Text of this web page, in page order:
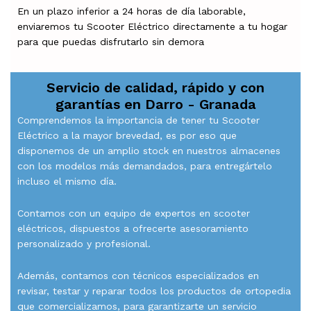
En un plazo inferior a 24 horas de día laborable,
enviaremos tu Scooter Eléctrico directamente a tu hogar
para que puedas disfrutarlo sin demora
Servicio de calidad, rápido y con
garantías en Darro - Granada
Comprendemos la importancia de tener tu Scooter
Eléctrico a la mayor brevedad, es por eso que
disponemos de un amplio stock en nuestros almacenes
con los modelos más demandados, para entregártelo
incluso el mismo día.
Contamos con un equipo de expertos en scooter
eléctricos, dispuestos a ofrecerte asesoramiento
personalizado y profesional.
Además, contamos con técnicos especializados en
revisar, testar y reparar todos los productos de ortopedia
que comercializamos, para garantizarte un servicio